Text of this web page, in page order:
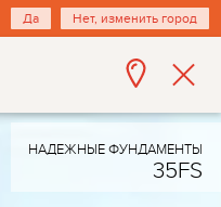
Да Нет, изменить город
НАДЕЖНЫЕ ФУНДАМЕНТЫ
35FS